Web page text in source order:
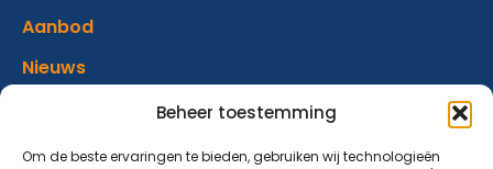
Beheer toestemming
Om de beste ervaringen te bieden, gebruiken wij technologieën
Aanbod
Nieuws
Donatie